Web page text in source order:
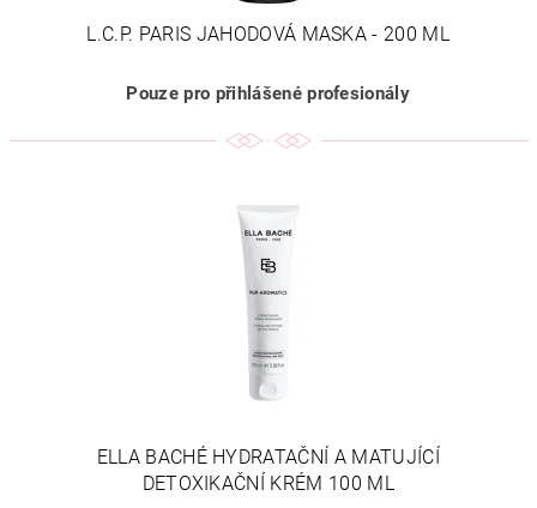
L.C.P. PARIS JAHODOVÁ MASKA - 200 ML
Pouze pro přihlášené profesionály
ELLA BACHÉ HYDRATAČNÍ A MATUJÍCÍ
DETOXIKAČNÍ KRÉM 100 ML